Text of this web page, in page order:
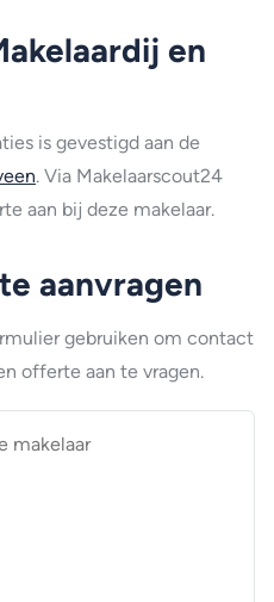
en
is gevestigd aan de
. Via Makelaarscout24
aan bij deze makelaar.
aanvragen
gebruiken om contact
offerte aan te vragen.